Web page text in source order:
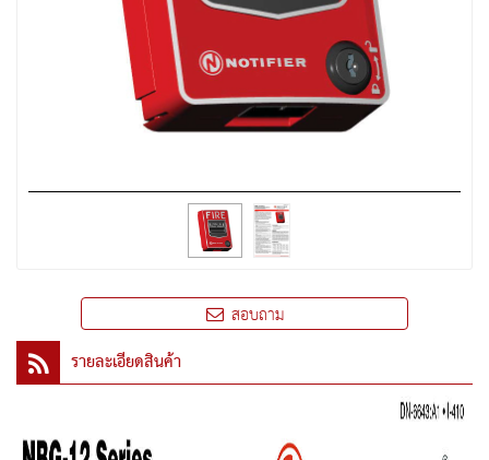
สอบถาม
รายละเอียดสินค้า